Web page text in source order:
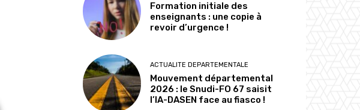
Formation initiale des
enseignants : une copie à
revoir d’urgence !
ACTUALITE DEPARTEMENTALE
Mouvement départemental
2026 : le Snudi-FO 67 saisit
l’IA-DASEN face au fiasco !